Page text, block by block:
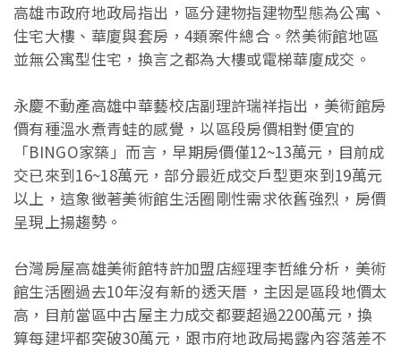
高雄市政府地政局指出，區分建物指建物型態為公寓、
住宅大樓、華廈與套房，4類案件總合。然美術館地區
並無公寓型住宅，換言之都為大樓或電梯華廈成交。
永慶不動產高雄中華藝校店副理許瑞祥指出，美術館房
價有種溫水煮青蛙的感覺，以區段房價相對便宜的
「BINGO家築」而言，早期房價僅12~13萬元，目前成
交已來到16~18萬元，部分最近成交戶型更來到19萬元
以上，這象徵著美術館生活圈剛性需求依舊強烈，房價
呈現上揚趨勢。
台灣房屋高雄美術館特許加盟店經理李哲維分析，美術
館生活圈過去10年沒有新的透天厝，主因是區段地價太
高，目前當區中古屋主力成交都要超過2200萬元，換
算每建坪都突破30萬元，跟市府地政局揭露內容落差不